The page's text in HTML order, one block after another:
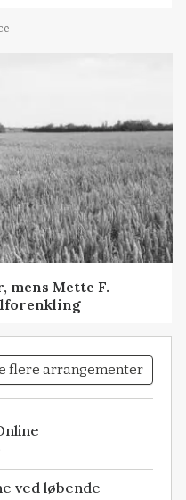
Mette F.
flere arrangementer
ved løbende